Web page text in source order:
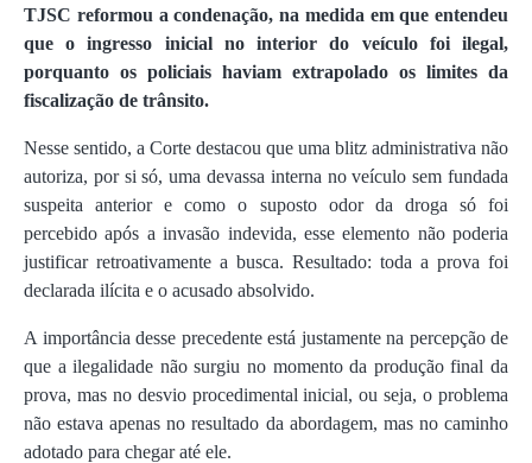
TJSC reformou a condenação, na medida em que entendeu
que o ingresso inicial no interior do veículo foi ilegal,
porquanto os policiais haviam extrapolado os limites da
fiscalização de trânsito.
Nesse sentido, a Corte destacou que uma blitz administrativa não
autoriza, por si só, uma devassa interna no veículo sem fundada
suspeita anterior e como o suposto odor da droga só foi
percebido após a invasão indevida, esse elemento não poderia
justificar retroativamente a busca. Resultado: toda a prova foi
declarada ilícita e o acusado absolvido.
A importância desse precedente está justamente na percepção de
que a ilegalidade não surgiu no momento da produção final da
prova, mas no desvio procedimental inicial, ou seja, o problema
não estava apenas no resultado da abordagem, mas no caminho
adotado para chegar até ele.